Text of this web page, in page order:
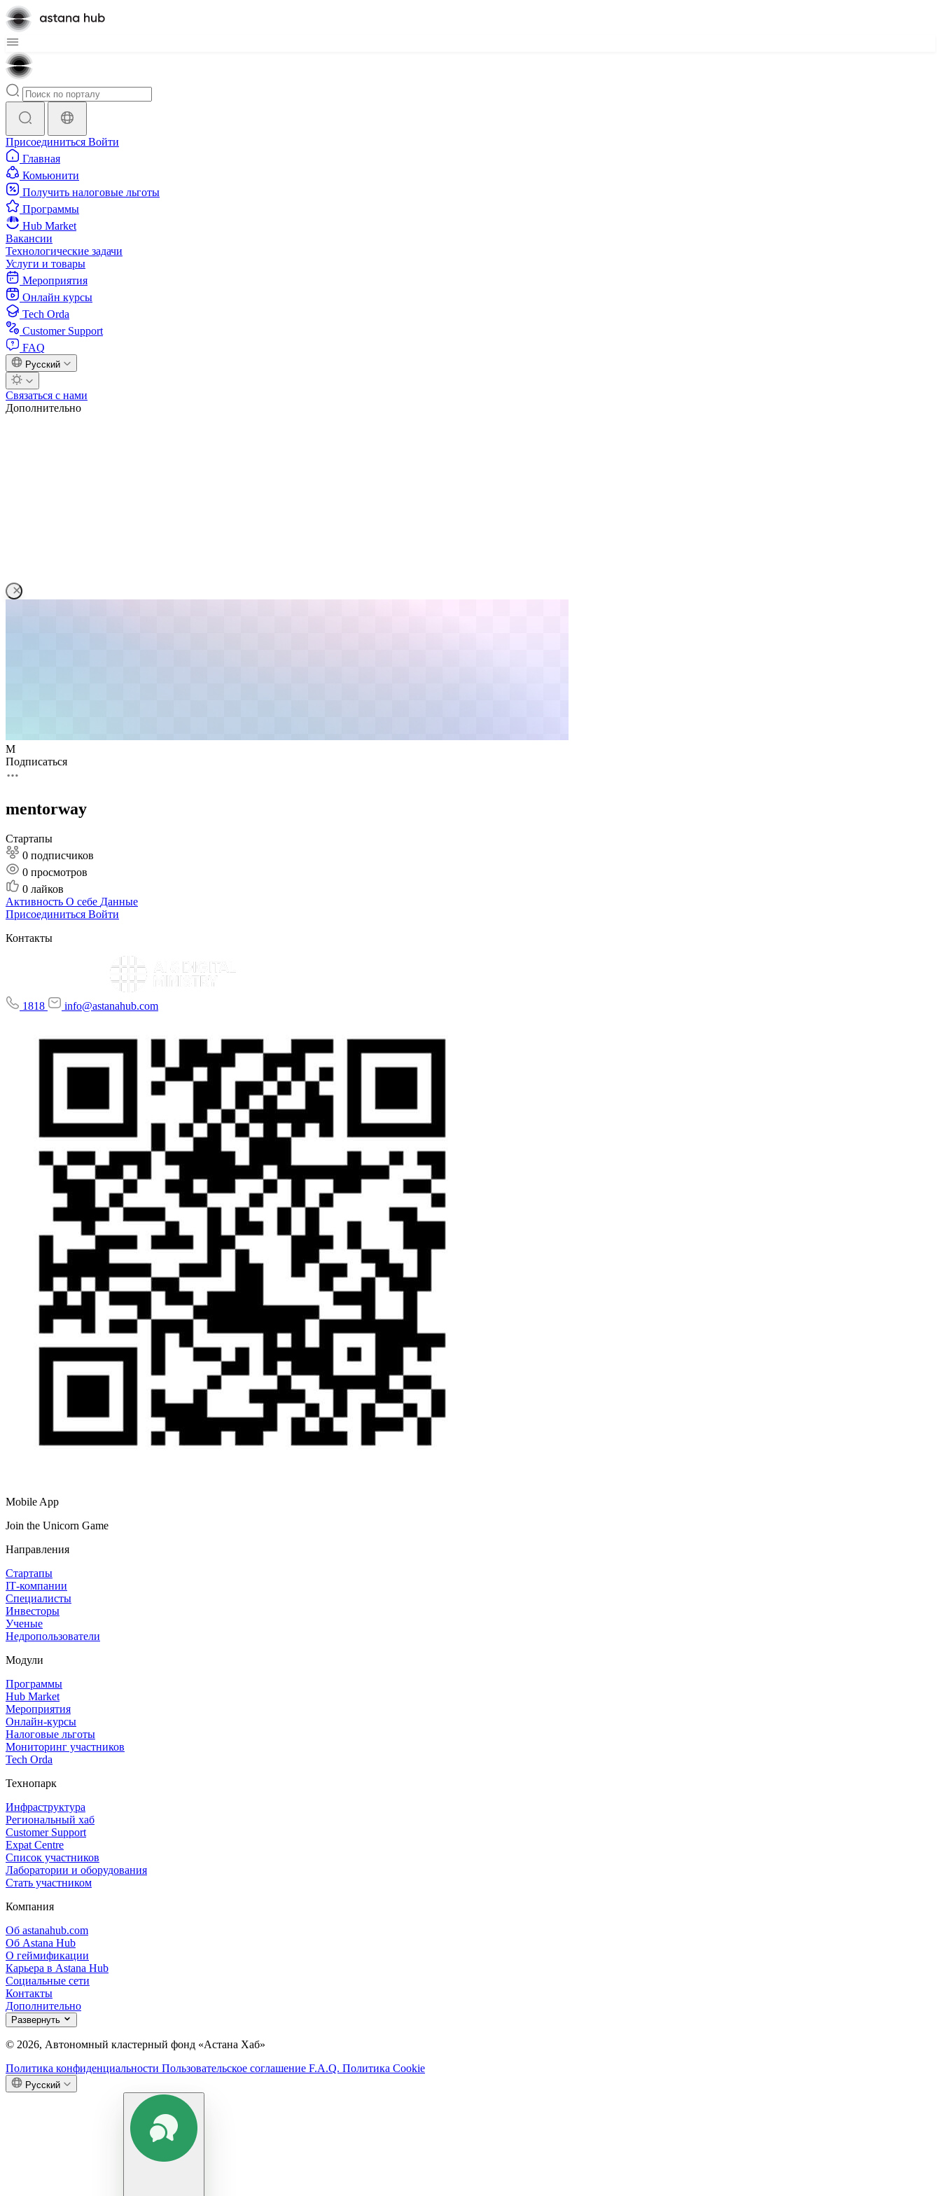
Присоединиться Войти
Главная
Комьюнити
Получить налоговые льготы
Программы
Hub Market
Вакансии
Технологические задачи
Услуги и товары
Мероприятия
Онлайн курсы
Tech Orda
Customer Support
FAQ
Русский
Связаться с нами
Дополнительно
M
Подписаться
mentorway
Стартапы
0 подписчиков
0 просмотров
0 лайков
Активность О себе Данные
Присоединиться Войти
Контакты
1818 info@astanahub.com
Mobile App
Join the Unicorn Game
Направления
Стартапы
IT‑компании
Специалисты
Инвесторы
Ученые
Недропользователи
Модули
Программы
Hub Market
Мероприятия
Онлайн‑курсы
Налоговые льготы
Мониторинг участников
Tech Orda
Технопарк
Инфраструктура
Региональный хаб
Customer Support
Expat Centre
Список участников
Лаборатории и оборудования
Стать участником
Компания
Об astanahub.com
Об Astana Hub
О геймификации
Карьера в Astana Hub
Социальные сети
Контакты
Дополнительно
Развернуть
© 2026, Автономный кластерный фонд «Астана Хаб»
Политика конфиденциальности Пользовательское соглашение F.A.Q. Политика Cookie
Русский